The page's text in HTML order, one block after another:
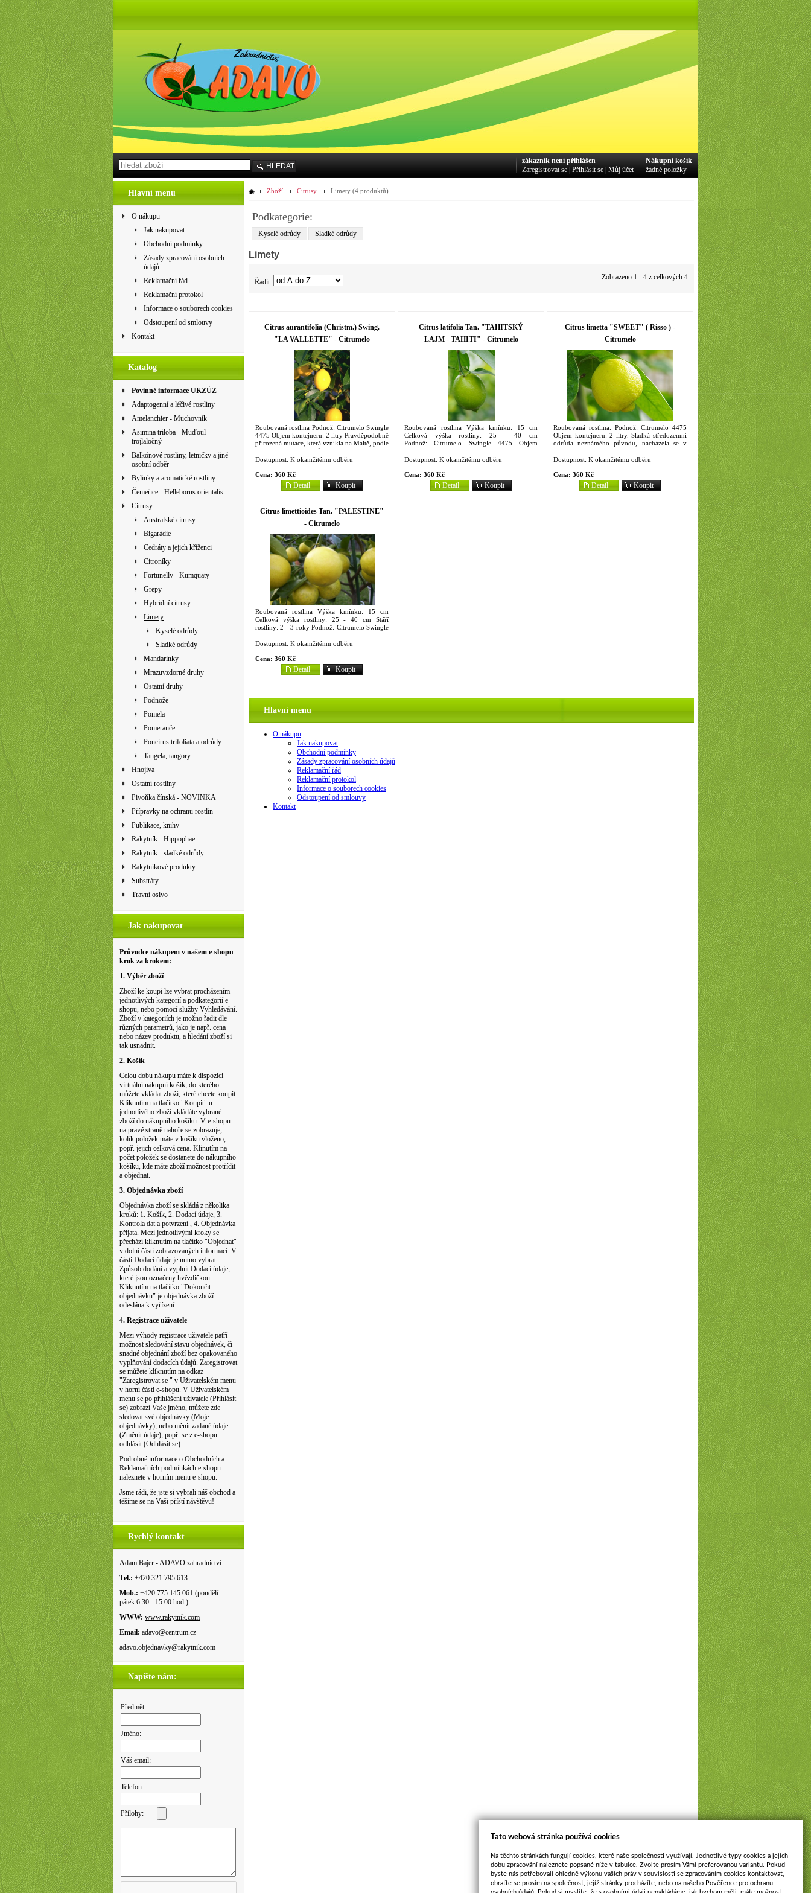
Hlavní menu
O nákupu
Jak nakupovat
Obchodní podmínky
Zásady zpracování osobních
údajů
Reklamační řád
Reklamační protokol
Informace o souborech cookies
Odstoupení od smlouvy
Kontakt
Katalog
Povinné informace UKZÚZ
Adaptogenní a léčivé rostliny
Amelanchier - Muchovník
Asimina triloba - Muďoul
trojlaločný
Balkónové rostliny, letničky a jiné -
osobní odběr
Bylinky a aromatické rostliny
Čemeřice - Helleborus orientalis
Citrusy
Australské citrusy
Bigarádie
Cedráty a jejich kříženci
Citroníky
Fortunelly - Kumquaty
Grepy
Hybridní citrusy
Limety
Kyselé odrůdy
Sladké odrůdy
Mandarinky
Mrazuvzdorné druhy
Ostatní druhy
Podnože
Pomela
Pomeranče
Poncirus trifoliata a odrůdy
Tangela, tangory
Hnojiva
Ostatní rostliny
Pivoňka čínská - NOVINKA
Přípravky na ochranu rostlin
Publikace, knihy
Rakytník - Hippophae
Rakytník - sladké odrůdy
Rakytníkové produkty
Substráty
Travní osivo
Jak nakupovat
Průvodce nákupem v našem e-shopu
krok za krokem:
1. Výběr zboží
Zboží ke koupi lze vybrat procházením
jednotlivých kategorií a podkategorií e-
shopu, nebo pomocí služby Vyhledávání.
Zboží v kategoriích je možno řadit dle
různých parametrů, jako je např. cena
nebo název produktu, a hledání zboží si
tak usnadnit.
2. Košík
Celou dobu nákupu máte k dispozici
virtuální nákupní košík, do kterého
můžete vkládat zboží, které chcete koupit.
Kliknutím na tlačítko "Koupit" u
jednotlivého zboží vkládáte vybrané
zboží do nákupního košíku. V e-shopu
na pravé straně nahoře se zobrazuje,
kolik položek máte v košíku vloženo,
popř. jejich celková cena. Klinutím na
počet položek se dostanete do nákupního
košíku, kde máte zboží možnost protřídit
a objednat.
3. Objednávka zboží
Objednávka zboží se skládá z několika
kroků: 1. Košík, 2. Dodací údaje, 3.
Kontrola dat a potvrzení , 4. Objednávka
přijata. Mezi jednotlivými kroky se
přechází kliknutím na tlačítko "Objednat"
v dolní části zobrazovaných informací. V
části Dodací údaje je nutno vybrat
Způsob dodání a vyplnit Dodací údaje,
které jsou označeny hvězdičkou.
Kliknutím na tlačítko "Dokončit
objednávku" je objednávka zboží
odeslána k vyřízení.
4. Registrace uživatele
Mezi výhody registrace uživatele patří
možnost sledování stavu objednávek, či
snadné objednání zboží bez opakovaného
vyplňování dodacích údajů. Zaregistrovat
se můžete kliknutím na odkaz
"Zaregistrovat se " v Uživatelském menu
v horní části e-shopu. V Uživatelském
menu se po přihlášení uživatele (Přihlásit
se) zobrazí Vaše jméno, můžete zde
sledovat své objednávky (Moje
objednávky), nebo měnit zadané údaje
(Změnit údaje), popř. se z e-shopu
odhlásit (Odhlásit se).
Podrobné informace o Obchodních a
Reklamačních podmínkách e-shopu
naleznete v horním menu e-shopu.
Jsme rádi, že jste si vybrali náš obchod a
těšíme se na Vaši příští návštěvu!
Rychlý kontakt
Adam Bajer - ADAVO zahradnictví
Tel.: +420 321 795 613
Mob.: +420 775 145 061 (pondělí -
pátek 6:30 - 15:00 hod.)
WWW: www.rakytnik.com
Email: adavo@centrum.cz
adavo.objednavky@rakytnik.com
Napište nám:
Předmět:
Jméno:
Váš email:
Telefon:
Přílohy:
Zboží Citrusy Limety (4 produktů)
Podkategorie:
Kyselé odrůdy Sladké odrůdy
Limety
Řadit:
Zobrazeno 1 - 4 z celkových 4
Citrus aurantifolia (Christm.) Swing.
"LA VALLETTE" - Citrumelo
Roubovaná rostlina Podnož: Citrumelo Swingle
4475 Objem kontejneru: 2 litry Pravděpodobně
přirozená mutace, která vznikla na Maltě, podle
francouzských pěstitelů lemonajm, na rozdíl od
ostatních...
Dostupnost: K okamžitému odběru
Cena: 360 Kč
Koupit
Detail
Citrus latifolia Tan. "TAHITSKÝ
LAJM - TAHITI" - Citrumelo
Roubovaná rostlina Výška kmínku: 15 cm
Celková výška rostliny: 25 - 40 cm
Podnož: Citrumelo Swingle 4475 Objem
Perse, Green Lime, Page,...
Dostupnost: K okamžitému odběru
Cena: 360 Kč
Koupit
Detail
Citrus limetta "SWEET" ( Risso ) -
Citrumelo
Roubovaná rostlina. Podnož: Citrumelo 4475
Objem kontejneru: 2 litry. Sladká středozemní
odrůda neznámého původu, nacházela se v
pravděpodobně pochází...
Dostupnost: K okamžitému odběru
Cena: 360 Kč
Koupit
Detail
Citrus limettioides Tan. "PALESTINE"
- Citrumelo
Roubovaná rostlina Výška kmínku: 15 cm
Celková výška rostliny: 25 - 40 cm Stáří
rostliny: 2 - 3 roky Podnož: Citrumelo Swingle
Indie, kde...
Dostupnost: K okamžitému odběru
Cena: 360 Kč
Koupit
Detail
Hlavní menu
O nákupu
Jak nakupovat
Obchodní podmínky
Zásady zpracování osobních údajů
Reklamační řád
Reklamační protokol
Informace o souborech cookies
Odstoupení od smlouvy
Kontakt
HLEDAT
Nákupní košík
žádné položky
zákazník není přihlášen
Zaregistrovat se Přihlásit se Můj účet
Tato webová stránka používá cookies
Na těchto stránkách fungují cookies, které naše společnosti využívají. Jednotlivé typy cookies a jejich
dobu zpracování naleznete popsané níže v tabulce. Zvolte prosím Vámi preferovanou variantu. Pokud
byste nás potřebovali ohledně výkonu vašich práv v souvislosti se zpracováním cookies kontaktovat,
obraťte se prosím na společnost, jejíž stránky procházíte, nebo na našeho Pověřence pro ochranu